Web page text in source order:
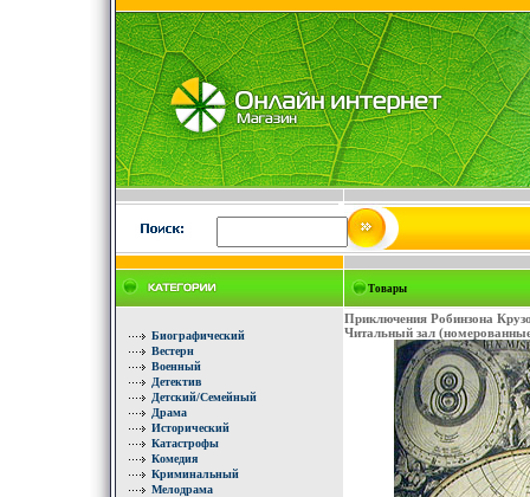
Биографический
Вестерн
Военный
Детектив
Детский/Семейный
Драма
Исторический
Катастрофы
Комедия
Криминальный
Мелодрама
Товары
Приключения Робинзона
Читальный зал